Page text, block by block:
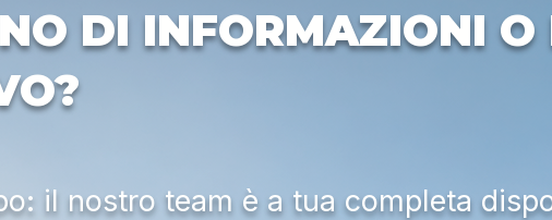
DI INFORMAZIONI O
il nostro team è a tua completa